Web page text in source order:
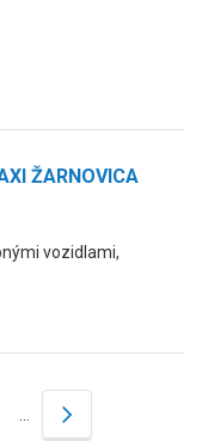
ŽARNOVICA
vozidlami,